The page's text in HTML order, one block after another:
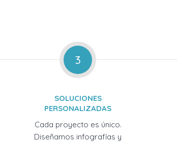
3
SOLUCIONES
PERSONALIZADAS
Cada proyecto es único.
Diseñamos infografías y